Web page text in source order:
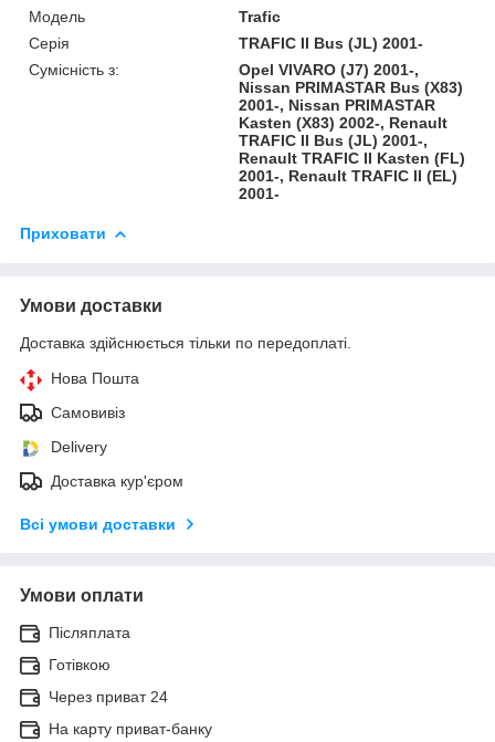
Модель
Trafic
Серія
TRAFIC II Bus (JL) 2001-
Сумісність з:
Opel VIVARO (J7) 2001-,
Nissan PRIMASTAR Bus (X83)
2001-, Nissan PRIMASTAR
Kasten (X83) 2002-, Renault
TRAFIC II Bus (JL) 2001-,
Renault TRAFIC II Kasten (FL)
2001-, Renault TRAFIC II (EL)
2001-
Приховати
Умови доставки
Доставка здійснюється тільки по передоплаті.
Нова Пошта
Самовивіз
Delivery
Доставка кур'єром
Всі умови доставки
Умови оплати
Післяплата
Готівкою
Через приват 24
На карту приват-банку